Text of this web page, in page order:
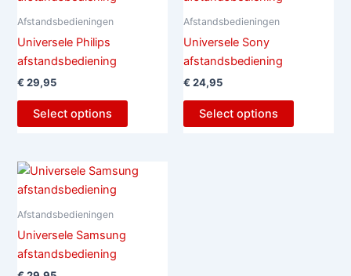
Afstandsbedieningen
Universele Philips
afstandsbediening
€ 29,95
Select options
Afstandsbedieningen
Universele Sony
afstandsbediening
€ 24,95
Select options
Afstandsbedieningen
Universele Samsung
afstandsbediening